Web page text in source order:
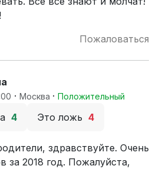
Пожаловаться
· Москва · Положительный
4 Это ложь 4
здравствуйте. Очень
за 2018 год. Пожалуйста,